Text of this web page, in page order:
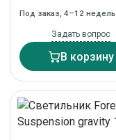
Под заказ, 4–12 недель
Задать вопрос
В корзину